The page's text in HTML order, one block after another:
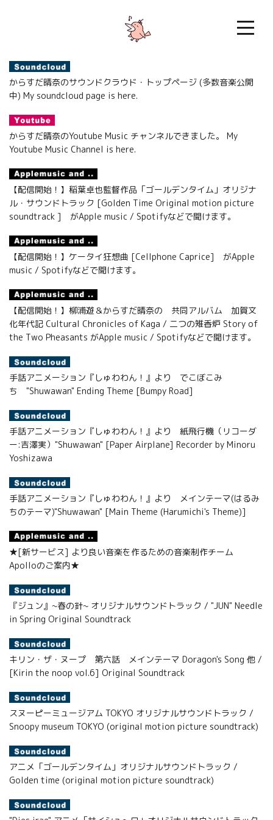
からすだ晴奈のサウンドクラウド・トップページ (多数音楽公開
中) My soundcloud page is here.
からすだ晴奈のYoutube Music チャンネルできました。 My
Youtube Music Channel is here.
【配信開始！】稲葉卓也監督作品「ゴールデンタイム」オリジナ
ル・サウンドトラック [Golden Time Original motion picture
soundtrack ] がApple music / Spotifyなどで聞けます。
【配信開始！】ケータイ狂想曲 [Cellphone Caprice] がApple
music / Spotifyなどで聞けます。
【配信開始！】柳浦遊＆からすだ晴奈の 共同アルバム 加賀文
化年代記 Cultural Chronicles of Kaga / 二つの雉香炉 Story of
the Two Pheasants がApple music / Spotifyなどで聞けます。
手話アニメーション『しゅわわん！』より でこぼこみ
ち "Shuwawan" Ending Theme [Bumpy Road]
手話アニメーション『しゅわわん！』より 紙飛行機（リコーダ
ー:吉澤実）"Shuwawan" [Paper Airplane] Recorder by Minoru
Yoshizawa
手話アニメーション『しゅわわん！』より メインテーマ(はるみ
ちのテーマ)"Shuwawan" [Main Theme (Harumichi's Theme)]
★[新サービス] より良い音楽を作るための音楽制作チーム
Apolloのご案内★
『ジュン』~春の針~ オリジナルサウンドトラック / "JUN" Needle
in Spring Original Soundtrack
キリン・ザ・ヌープ 第六話 メインテーマ Doragon's Song 他 /
[Kirin the noop vol.6] Original Soundtrack
スヌーピーミュージアム TOKYO オリジナルサウンドトラック /
Snoopy museum TOKYO (original motion picture soundtrack)
アニメ「ゴールデンタイム」オリジナルサウンドトラック /
Golden time (original motion picture soundtrack)